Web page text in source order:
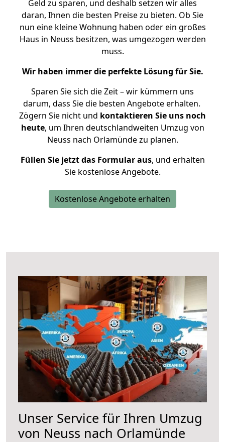
Geld zu sparen, und deshalb setzen wir alles
daran, Ihnen die besten Preise zu bieten. Ob Sie
nun eine kleine Wohnung haben oder ein großes
Haus in Neuss besitzen, was umgezogen werden
muss.
Wir haben immer die perfekte Lösung für Sie.
Sparen Sie sich die Zeit – wir kümmern uns
darum, dass Sie die besten Angebote erhalten.
Zögern Sie nicht und kontaktieren Sie uns noch
heute, um Ihren deutschlandweiten Umzug von
Neuss nach Orlamünde zu planen.
Füllen Sie jetzt das Formular aus, und erhalten
Sie kostenlose Angebote.
Kostenlose Angebote erhalten
Unser Service für Ihren Umzug
von Neuss nach Orlamünde